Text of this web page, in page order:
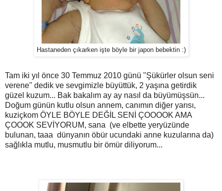
Hastaneden çıkarken işte böyle bir japon bebektin :)
Tam iki yıl önce 30 Temmuz 2010 günü "Şükürler olsun seni
verene" dedik ve sevgimizle büyüttük, 2 yaşına getirdik
güzel kuzum... Bak bakalım ay ay nasıl da büyümüşsün...
Doğum günün kutlu olsun annem, canımın diğer yarısı,
kuziçkom ÖYLE BÖYLE DEĞİL SENİ ÇOOOOK AMA
ÇOOOK SEVİYORUM, sana (ve elbette yeryüzünde
bulunan, taaa dünyanın öbür ucundaki anne kuzularına da)
sağlıkla mutlu, musmutlu bir ömür diliyorum...